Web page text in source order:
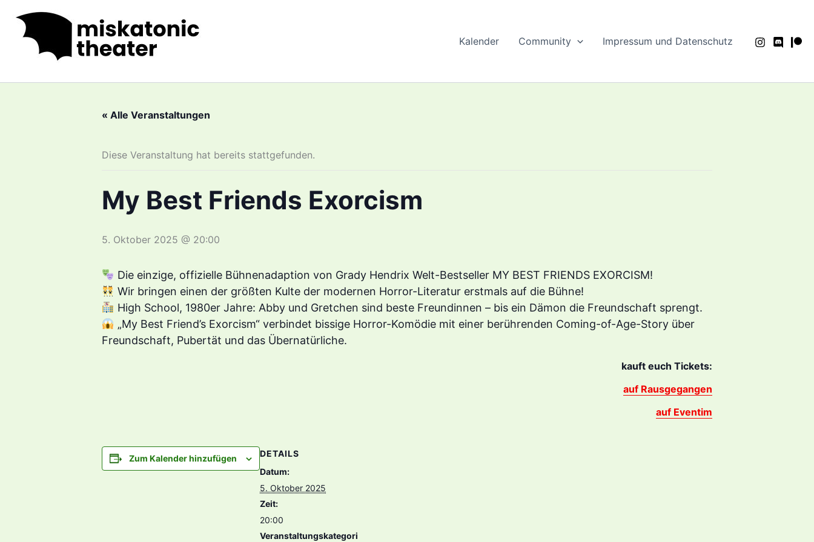
Inhalt
springen
Kalender Community Impressum und Datenschutz
« Alle Veranstaltungen
Diese Veranstaltung hat bereits stattgefunden.
My Best Friends Exorcism
5. Oktober 2025 @ 20:00
Die einzige, offizielle Bühnenadaption von Grady Hendrix Welt-Bestseller MY BEST FRIENDS EXORCISM!
Wir bringen einen der größten Kulte der modernen Horror-Literatur erstmals auf die Bühne!
High School, 1980er Jahre: Abby und Gretchen sind beste Freundinnen – bis ein Dämon die Freundschaft sprengt.
„My Best Friend’s Exorcism“ verbindet bissige Horror-Komödie mit einer berührenden Coming-of-Age-Story über
Freundschaft, Pubertät und das Übernatürliche.
kauft euch Tickets:
auf Rausgegangen
auf Eventim
Zum Kalender hinzufügen
DETAILS
Datum:
5. Oktober 2025
Zeit:
20:00
Veranstaltungskategori